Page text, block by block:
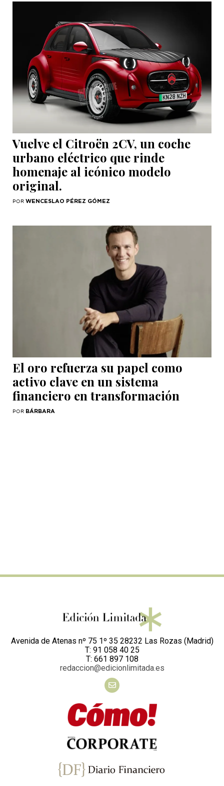
Vuelve el Citroën 2CV, un coche
urbano eléctrico que rinde
homenaje al icónico modelo
original.
POR WENCESLAO PÉREZ GÓMEZ
El oro refuerza su papel como
activo clave en un sistema
financiero en transformación
POR BÁRBARA
Avenida de Atenas nº 75 1º 35 28232 Las Rozas (Madrid)
T: 91 058 40 25
T: 661 897 108
redaccion@edicionlimitada.es